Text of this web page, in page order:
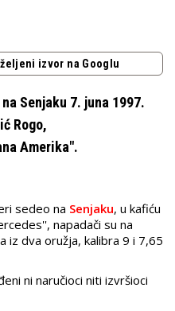
izvor na Googlu
Senjaku 7. juna 1997.
Rogo,
Amerika".
sedeo na Senjaku, u kafiću
napadači su na
iz dva oružja, kalibra 9 i 7,65
ni naručioci niti izvršioci